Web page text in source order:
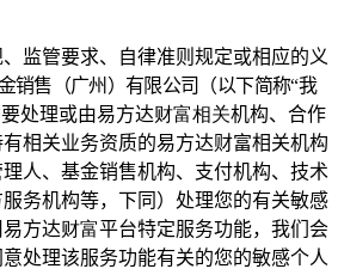
监管要求、自律准则规定或相应的义
销售（广州）有限公司
（以下简称“我
处理或由易方达财富相关机构、合作
相关业务资质的易方达财富相关机构
人、基金销售机构、支付机构、技术
务机构等，下同 ）处理您的有关敏感
方达财富平台特定服务功能，我们会
处理该服务功能有关的您的敏感个人